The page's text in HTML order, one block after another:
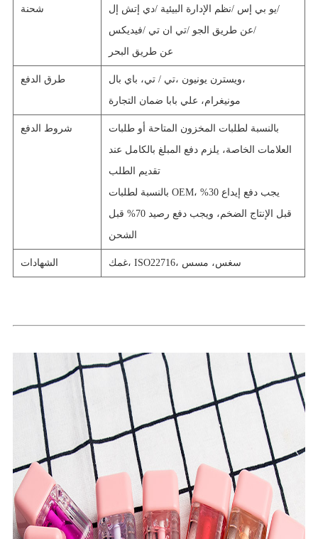
شحنة دي إتش إل/ نظم الإدارة البيئية/
يو بي إس/
فيديكس/
تي ان تي/
عن طريق الجو/
عن طريق البحر
طرق الدفع تي / تي، باي بال،
ويسترن يونيون،
مونيغرام، علي بابا ضمان التجارة
شروط الدفع
بالنسبة لطلبات المخزون المتاحة أو طلبات
العلامات الخاصة، يلزم دفع المبلغ بالكامل عند
تقديم الطلب
بالنسبة لطلبات OEM، يجب دفع إيداع 30%
قبل الإنتاج الضخم، ويجب دفع رصيد 70% قبل
الشهادات غمك، ISO22716، سغس، مسس